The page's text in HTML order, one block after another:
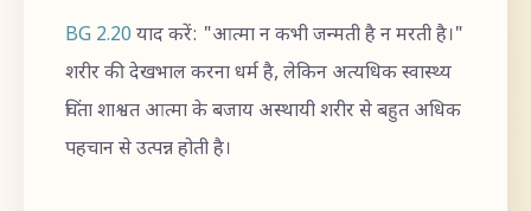
BG 2.20 याद करें: "आत्मा न कभी जन्मती है न मरती है।"
शरीर की देखभाल करना धर्म है, लेकिन अत्यधिक स्वास्थ्य
चिंता शाश्वत आत्मा के बजाय अस्थायी शरीर से बहुत अधिक
पहचान से उत्पन्न होती है।